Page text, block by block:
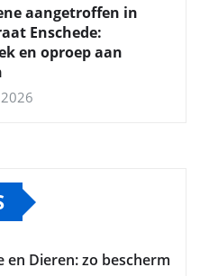
aangetroffen in
Enschede:
en oproep aan
en Dieren: zo bescherm